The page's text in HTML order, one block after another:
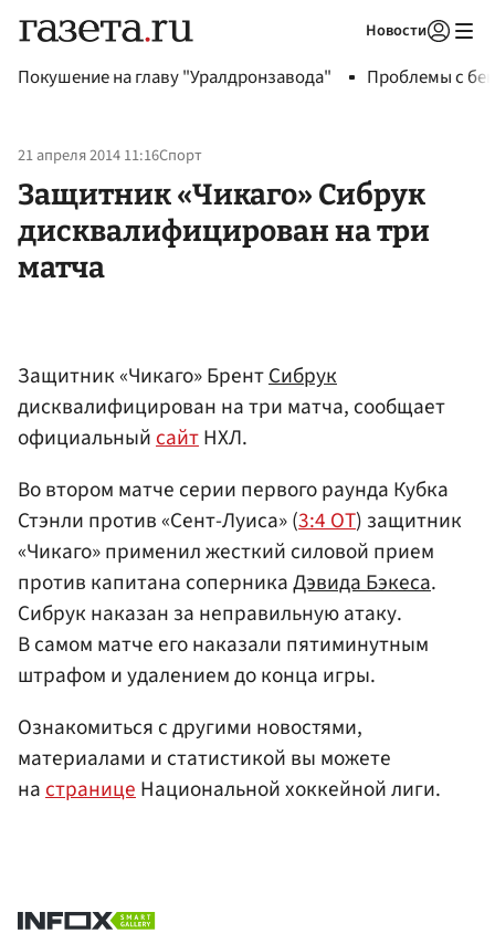
Новости
Покушение на главу "Уралдронзавода" Проблемы с
21 апреля 2014 11:16Спорт
Защитник «Чикаго» Сибрук
дисквалифицирован на три
матча
Защитник «Чикаго» БрентСибрук
дисквалифицирован на три матча, сообщает
официальныйсайтНХЛ.
Во втором матче серии первого раунда Кубка
Стэнли против «Сент-Луиса» (3:4 ОТ) защитник
«Чикаго» применил жесткий силовой прием
против капитана соперникаДэвида Бэкеса.
Сибрук наказан за неправильную атаку.
В самом матче его наказали пятиминутным
штрафом и удалением до конца игры.
Ознакомиться с другими новостями,
материалами и статистикой вы можете
настраницеНациональной хоккейной лиги.